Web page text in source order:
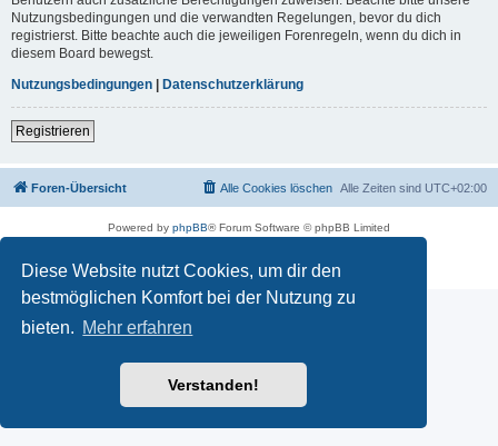
Diese Website nutzt Cookies, um dir den
bestmöglichen Komfort bei der Nutzung zu
bieten. Mehr erfahren
Verstanden!
Nutzungsbedingungen und die verwandten Regelungen, bevor du dich
registrierst. Bitte beachte auch die jeweiligen Forenregeln, wenn du dich in
diesem Board bewegst.
Nutzungsbedingungen | Datenschutzerklärung
Registrieren
Foren-Übersicht Alle Zeiten sind UTC+02:00
Alle Cookies löschen
Powered by phpBB® Forum Software © phpBB Limited
Datenschutz|Nutzungsbedingungen